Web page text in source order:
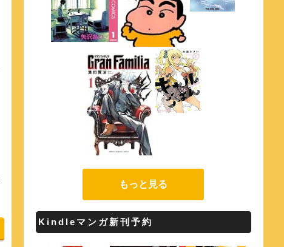
もっと見る
Kindleマンガ新刊予約